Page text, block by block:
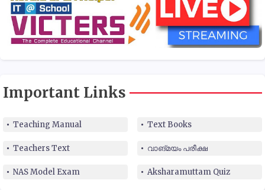
Important Links
Teaching Manual Text Books
Teachers Text വാങ്മയം പരീക്ഷ
NAS Model Exam Aksharamuttam Quiz